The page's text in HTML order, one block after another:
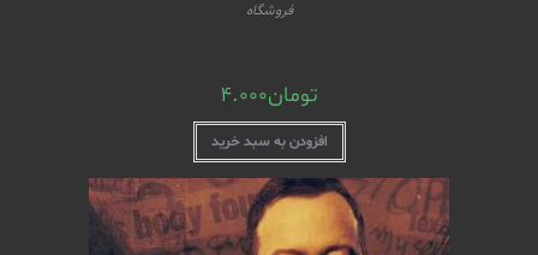
فروشگاه
تومان4.000
افزودن به سبد خرید